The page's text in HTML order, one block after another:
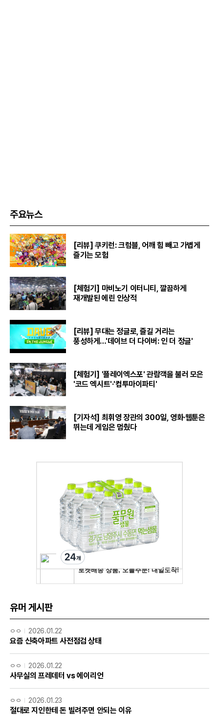
주요뉴스
[리뷰] 쿠키런: 크럼블, 어깨 힘 빼고 가볍게
즐기는 모험
[체험기] 마비노기 이터니티, 깔끔하게
재개발된 에린 인상적
[리뷰] 무대는 정글로, 즐길 거리는
풍성하게…'데이브 더 다이버: 인 더 정글'
[체험기] '플레이엑스포' 관람객을 불러 모은
'코드 엑시트'·'컴투마이파티'
[기자석] 최휘영 장관의 300일, 영화·웹툰은
뛰는데 게임은 멈췄다
유머 게시판
ㅇㅇ 2026.01.22
요즘 신축아파트 사전점검 상태
ㅇㅇ 2026.01.22
사무실의 프레데터 vs 에이리언
ㅇㅇ 2026.01.23
절대로 지인한테 돈 빌려주면 안되는 이유